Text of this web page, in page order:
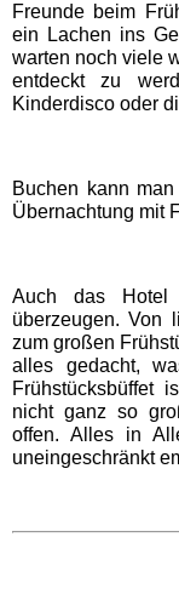
Hessen
Taunus
Freizeitparks
Heide Park
Rasti-Land
Freunde beim
ein Lachen ins
warten noch viele
entdeckt zu
Kinderdisco oder
Buchen kann
Übernachtung mit
Auch das
überzeugen. Von
zum großen
alles gedacht,
Frühstücksbüffet
nicht ganz so
offen. Alles in
uneingeschränkt